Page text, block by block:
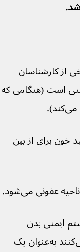
از کارشناسان
است (هنگامی که
آزاد کردن گلبول‌های سفید خون برای از بین
عفونی می‌شود.
ایمنی بدن
باکتری‌های بی‌ضرر در روده را که به هضم کمک می‌کنند به‌عنوان یک